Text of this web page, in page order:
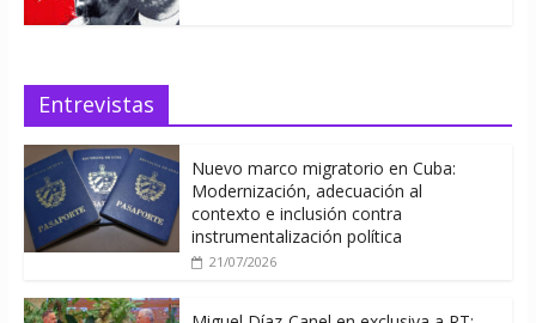
Entrevistas
Nuevo marco migratorio en Cuba:
Modernización, adecuación al
contexto e inclusión contra
instrumentalización política
21/07/2026